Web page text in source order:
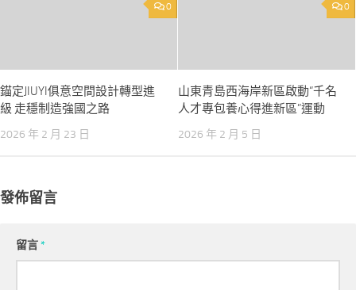
0
錨定JIUYI俱意空間設計轉型進
級 走穩制造強國之路
2026 年 2 月 23 日
0
山東青島西海岸新區啟動“千名
人才專包養心得進新區”運動
2026 年 2 月 5 日
發佈留言
留言*